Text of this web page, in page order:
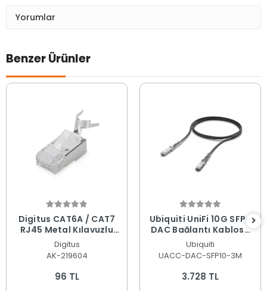
Yorumlar
Benzer Ürünler
Digitus CAT6A / CAT7
RJ45 Metal Kılavuzlu
Pass-Through
Konnektör (AK-219604)
Digitus
AK-219604
96 TL
Ubiquiti UniFi 10G SFP+
DAC Bağlantı Kablosu
Siyah - 3 Metre UACC-
DAC-SFP10-3M
Ubiquiti
UACC-DAC-SFP10-3M
3.728 TL